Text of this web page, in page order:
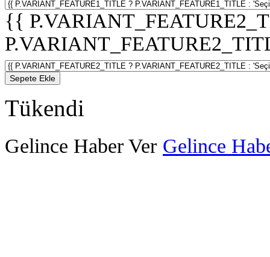
{{
Sepete Ekle
Tükendi
Gelince Haber Ver Gelince